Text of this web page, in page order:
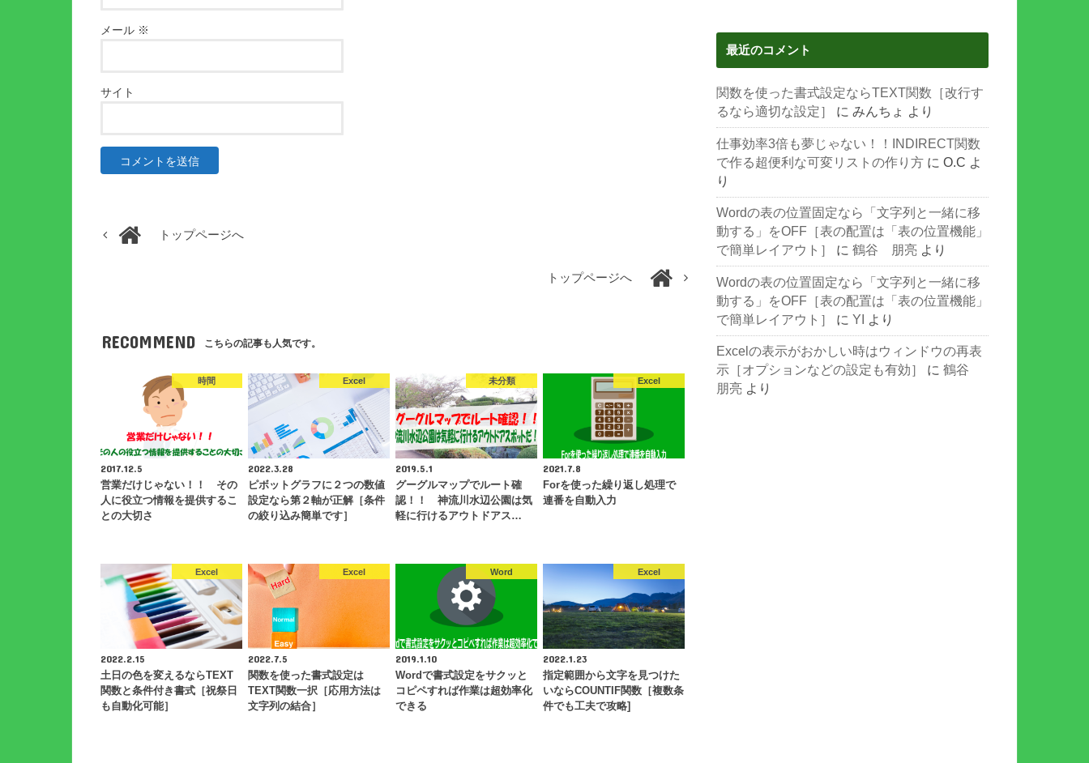
メール ※
サイト
トップページへ
トップページへ
RECOMMEND こちらの記事も人気です。
時間
2017.12.5
営業だけじゃない！！ その
人に役立つ情報を提供するこ
との大切さ
Excel
2022.3.28
ピボットグラフに２つの数値
設定なら第２軸が正解［条件
の絞り込み簡単です］
未分類
2019.5.1
グーグルマップでルート確
認！！ 神流川水辺公園は気
軽に行けるアウトドアス…
Excel
2021.7.8
Forを使った繰り返し処理で
連番を自動入力
Excel
2022.2.15
土日の色を変えるならTEXT
関数と条件付き書式［祝祭日
も自動化可能］
Excel
2022.7.5
関数を使った書式設定は
TEXT関数一択［応用方法は
文字列の結合］
Word
2019.1.10
Wordで書式設定をサクッと
コピペすれば作業は超効率化
できる
Excel
2022.1.23
指定範囲から文字を見つけた
いならCOUNTIF関数［複数条
件でも工夫で攻略]
最近のコメント
関数を使った書式設定ならTEXT関数［改行す
るなら適切な設定］
に みんちょ より
仕事効率3倍も夢じゃない！！INDIRECT関数
で作る超便利な可変リストの作り方 に O.C よ
り
Wordの表の位置固定なら「文字列と一緒に移
動する」をOFF［表の配置は「表の位置機能」
で簡単レイアウト］
に 鶴谷 朋亮 より
Wordの表の位置固定なら「文字列と一緒に移
動する」をOFF［表の配置は「表の位置機能」
で簡単レイアウト］
に YI より
Excelの表示がおかしい時はウィンドウの再表
示［オプションなどの設定も有効］
に 鶴谷
朋亮 より